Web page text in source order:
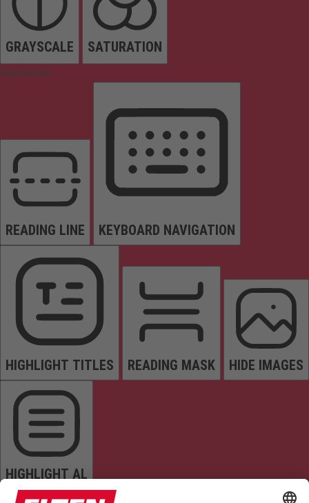
GRAYSCALE SATURATION
Orientation
READING LINE KEYBOARD NAVIGATION
HIGHLIGHT TITLES READING MASK HIDE IMAGES
HIGHLIGHT AL